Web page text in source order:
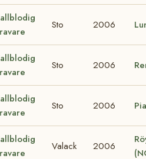
Sto 2006
Sto 2006
Sto 2006
Valack 2006